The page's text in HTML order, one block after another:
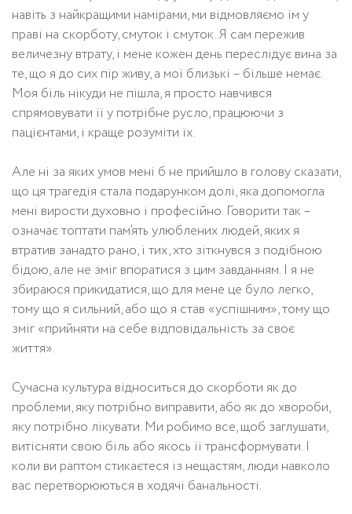
навіть з найкращими намірами, ми відмовляємо їм у
праві на скорботу, смуток і смуток. Я сам пережив
величезну втрату, і мене кожен день переслідує вина за
те, що я до сих пір живу, а мої близькі – більше немає.
Моя біль нікуди не пішла, я просто навчився
спрямовувати її у потрібне русло, працюючи з
пацієнтами, і краще розуміти їх.
Але ні за яких умов мені б не прийшло в голову сказати,
що ця трагедія стала подарунком долі, яка допомогла
мені вирости духовно і професійно. Говорити так –
означає топтати пам’ять улюблених людей, яких я
втратив занадто рано, і тих, хто зіткнувся з подібною
бідою, але не зміг впоратися з цим завданням. І я не
збираюся прикидатися, що для мене це було легко,
тому що я сильний, або що я став «успішним», тому що
зміг «прийняти на себе відповідальність за своє
життя».
Сучасна культура відноситься до скорботи як до
проблеми, яку потрібно виправити, або як до хвороби,
яку потрібно лікувати. Ми робимо все, щоб заглушати,
витісняти свою біль або якось її трансформувати. І
коли ви раптом стикаєтеся із нещастям, люди навколо
вас перетворюються в ходячі банальності.